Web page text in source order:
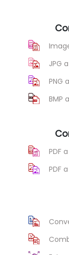
JPG
PNG
BMP
PDF
PDF